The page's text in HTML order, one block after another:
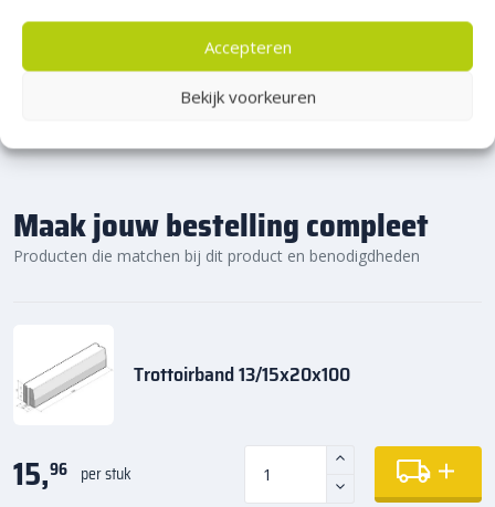
Accepteren
Bekijk voorkeuren
Maak jouw bestelling compleet
Producten die matchen bij dit product en benodigdheden
Trottoirband 13/15x20x100
15,96 per stuk